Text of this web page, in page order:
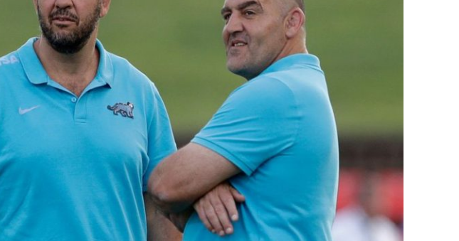
en la historia grande del club”
Nicolás Otamendi regresa al fútbol argentino después de 16 años: del orgullo
de Vélez a la pasión por River
Boca ganó con lo justo ante O’Higgins gracias a la jerarquía de Paredes: una
diferencia y un juego que no dan paz para ir a Rancagua
El Nacional de Clubes A llega a Córdoba con el histórico regreso de Diego
Lista de la selección femenina de Argentina para la Copa Mundial de Hockey FIH
2026